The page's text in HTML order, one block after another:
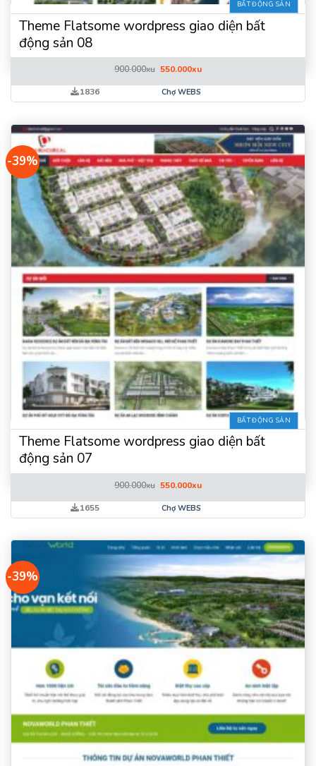
BẤT ĐỘNG SẢN
Theme Flatsome wordpress giao diện bất
động sản 08
900.000xu Giá
là:
900.000xu.
550.000xuGiá
tại
1836 Chợ WEBS
-39%
BẤT ĐỘNG SẢN
Theme Flatsome wordpress giao diện bất
động sản 07
900.000xu Giá
là:
900.000xu.
550.000xuGiá
tại
1655 Chợ WEBS
-39%